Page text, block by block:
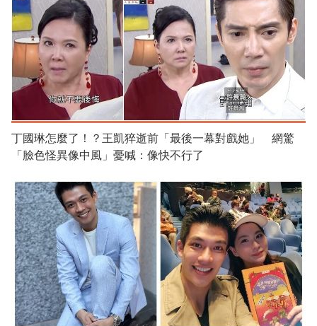
丁國琳怎麼了！？王凱猝逝前「最後一幕對戲她」 網驚
「臉色怪異像中風」憂喊：像快不行了